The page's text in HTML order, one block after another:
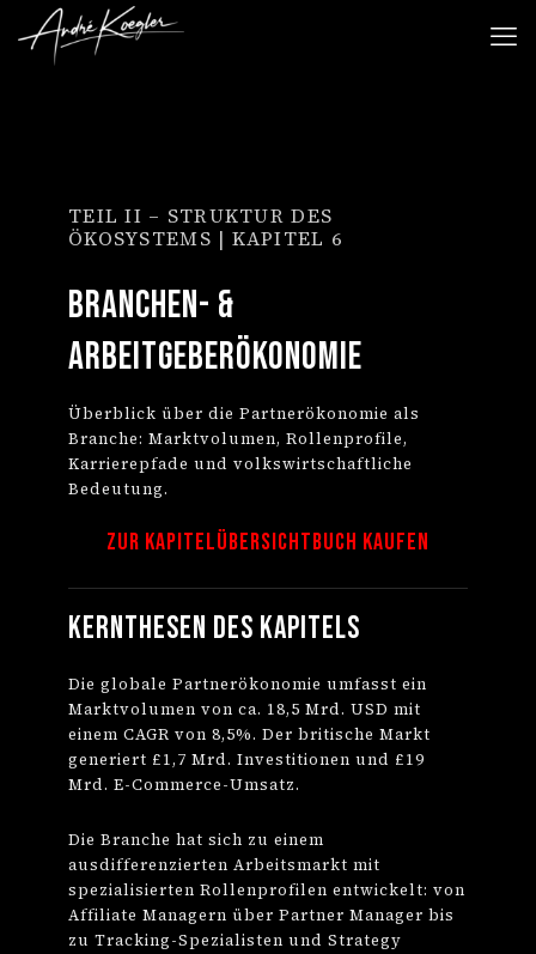
TEIL II – STRUKTUR DES
ÖKOSYSTEMS | KAPITEL 6
Branchen- &
Arbeitgeberökonomie
Überblick über die Partnerökonomie als
Branche: Marktvolumen, Rollenprofile,
Karrierepfade und volkswirtschaftliche
Bedeutung.
Zur KapitelübersichtBuch kaufen
Kernthesen des Kapitels
Die globale Partnerökonomie umfasst ein
Marktvolumen von ca. 18,5 Mrd. USD mit
einem CAGR von 8,5%. Der britische Markt
generiert £1,7 Mrd. Investitionen und £19
Mrd. E-Commerce-Umsatz.
Die Branche hat sich zu einem
ausdifferenzierten Arbeitsmarkt mit
spezialisierten Rollenprofilen entwickelt: von
Affiliate Managern über Partner Manager bis
zu Tracking-Spezialisten und Strategy